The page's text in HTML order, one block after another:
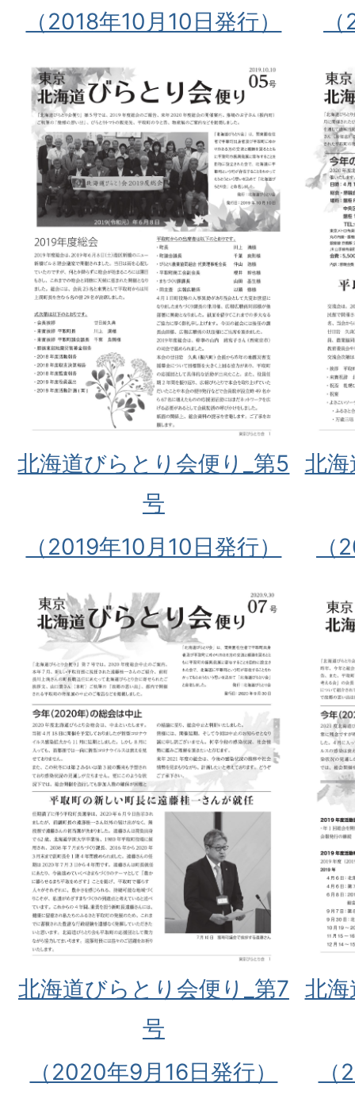
（2018年10月10日発行）
北海道びらとり会便り_第5
号
（2019年10月10日発行）
北
北海道びらとり会便り_第7
号
（2020年9月16日発行）
北